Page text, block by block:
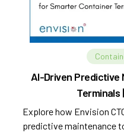
AI-Driven Predictive
Terminals
Explore how Envision
predictive maintenance